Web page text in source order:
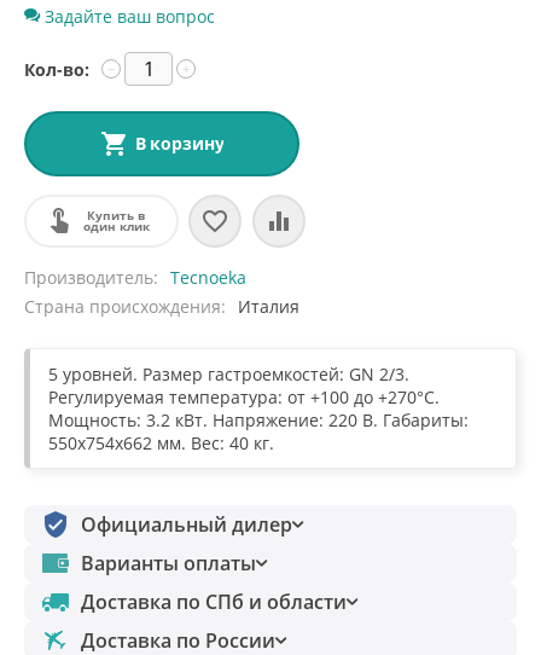
Задайте ваш вопрос
Кол-во: +
−
В корзину
Купить в
один клик
Производитель
Tecnoeka
Страна происхождения
Италия
5 уровней. Размер гастроемкостей: GN 2/3.
Регулируемая температура: от +100 до +270°С.
Мощность: 3.2 кВт. Напряжение: 220 В. Габариты:
550х754х662 мм. Вес: 40 кг.
Официальный дилер
Варианты оплаты
Доставка по СПб и области
Доставка по России